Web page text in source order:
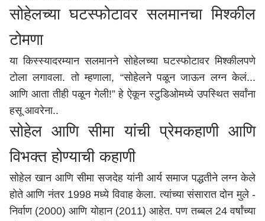
सोहेलच्या घटस्फोटावर सलमानचा मिश्कील
टोमणा
या किस्स्यादरम्यान सलमानने सोहेलच्या घटस्फोटावर मिश्कीलपणे
टोला लगावला. तो म्हणाला, “सोहेलने पळून जाऊन लग्न केलं...
आणि आता तीही पळून गेली!” हे ऐकून स्टुडिओमध्ये उपस्थित सर्वांना
हसू आवरेना..
सोहेल आणि सीमा यांची प्रेमकहाणी आणि
विभक्त होण्याची कहाणी
सोहेल खान आणि सीमा सजदेह यांनी आर्य समाज पद्धतीने लग्न केले
होते आणि नंतर 1998 मध्ये विवाह केला. त्यांच्या संसारात दोन मुले -
निर्वाण (2000) आणि योहान (2011) आहेत. पण तब्बल 24 वर्षांच्या